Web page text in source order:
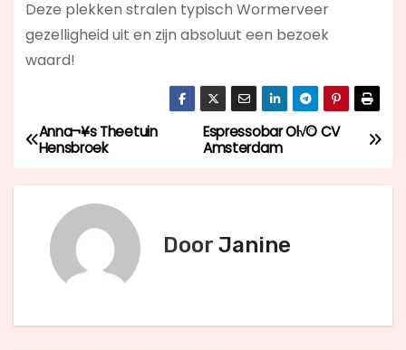
Deze plekken stralen typisch Wormerveer
gezelligheid uit en zijn absoluut een bezoek
waard!
B
e
h
Espressobar Ol√© CV
Amsterdam
Anna¬¥s Theetuin
Hensbroek
Door Janine